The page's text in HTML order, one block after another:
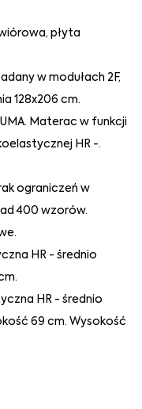
płyta
w modułach 2F,
128x206 cm.
Materac w funkcji
HR -.
ograniczeń w
400 wzorów.
HR - średnio
HR - średnio
69 cm. Wysokość